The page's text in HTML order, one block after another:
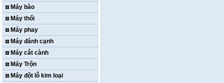
Máy bào
Máy thổi
Máy phay
Máy đánh cạnh
Máy cắt cành
Máy Trộn
Máy đột lỗ kim loại